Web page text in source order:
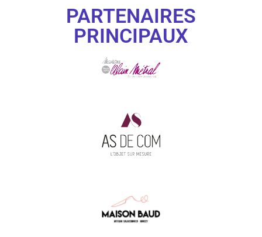
PARTENAIRES
PRINCIPAUX